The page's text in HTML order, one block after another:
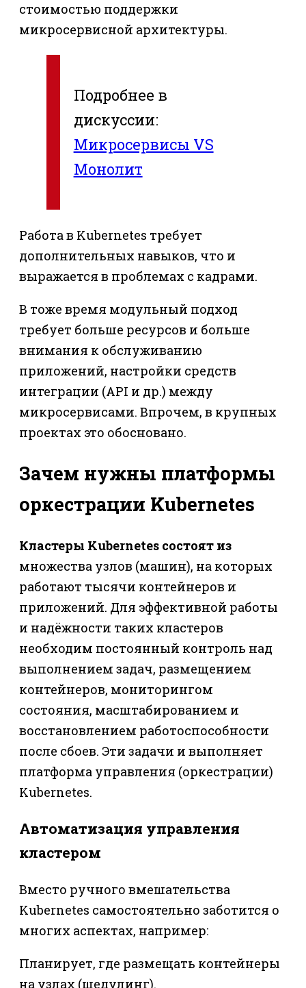
стоимостью поддержки
микросервисной архитектуры.
Подробнее в
дискуссии:
Микросервисы VS
Монолит
Работа в Kubernetes требует
дополнительных навыков, что и
выражается в проблемах с кадрами.
В тоже время модульный подход
требует больше ресурсов и больше
внимания к обслуживанию
приложений, настройки средств
интеграции (API и др.) между
микросервисами. Впрочем, в крупных
проектах это обосновано.
Зачем нужны платформы
оркестрации Kubernetes
Кластеры Kubernetes состоят из
множества узлов (машин), на которых
работают тысячи контейнеров и
приложений. Для эффективной работы
и надёжности таких кластеров
необходим постоянный контроль над
выполнением задач, размещением
контейнеров, мониторингом
состояния, масштабированием и
восстановлением работоспособности
после сбоев. Эти задачи и выполняет
платформа управления (оркестрации)
Kubernetes.
Автоматизация управления
кластером
Вместо ручного вмешательства
Kubernetes самостоятельно заботится о
многих аспектах, например:
Планирует, где размещать контейнеры
на узлах (шедулинг).